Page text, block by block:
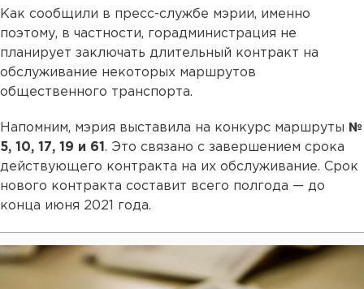
Как сообщили в пресс-службе мэрии, именно
поэтому, в частности, горадминистрация не
планирует заключать длительный контракт на
обслуживание некоторых маршрутов
общественного транспорта.
Напомним, мэрия выставила на конкурс маршруты №
5, 10, 17, 19 и 61 . Это связано с завершением срока
действующего контракта на их обслуживание. Срок
нового контракта составит всего полгода — до
конца июня 2021 года.